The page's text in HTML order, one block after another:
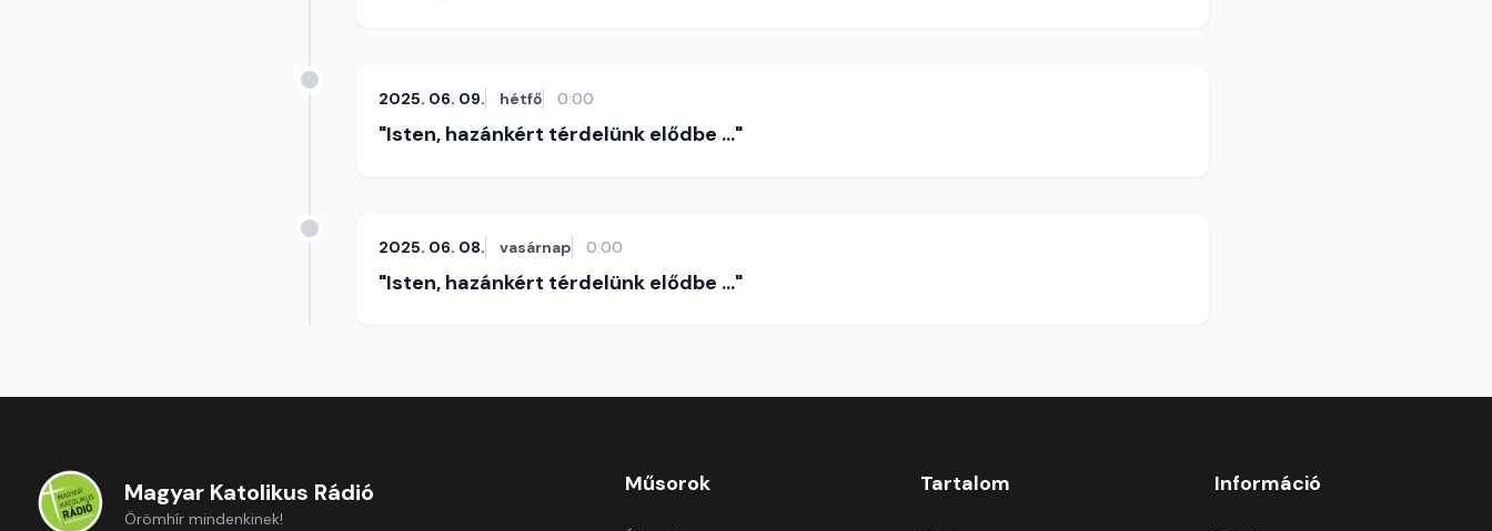
2025. 06. 09. hétfő 0:00
"Isten, hazánkért térdelünk elődbe ..."
2025. 06. 08. vasárnap 0:00
"Isten, hazánkért térdelünk elődbe ..."
Magyar Katolikus Rádió
Örömhír mindenkinek!
Műsorok Tartalom Információ